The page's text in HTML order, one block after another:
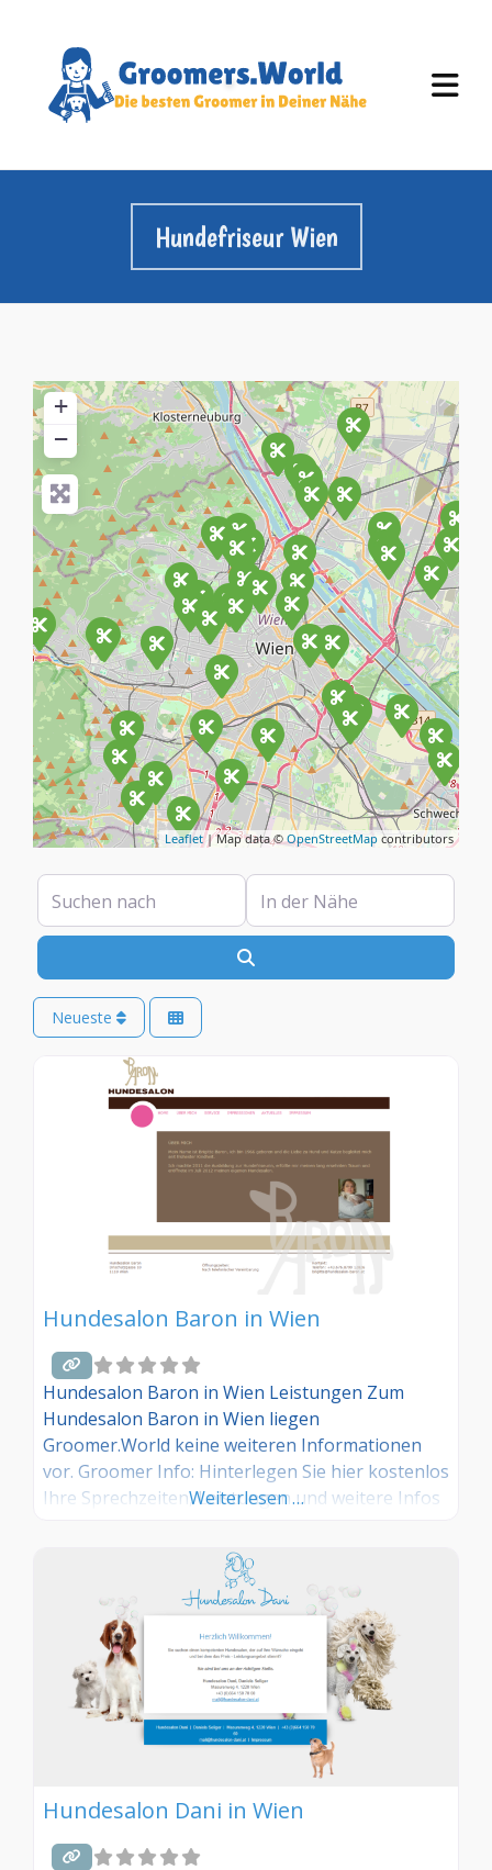
Hundefriseur Wien
+
−
Leaflet| Map data ©OpenStreetMap contributors
Suchen nach In der Nähe
Neueste
Hundesalon Baron in Wien
Hundesalon Baron in Wien Leistungen Zum
Hundesalon Baron in Wien liegen
Groomer.World keine weiteren Informationen
vor. Groomer Info: Hinterlegen Sie hier kostenlos
Ihre Sprechzeiten, Leistungen und weitere Infos
Hundesalons? Dann teilen Sie Ihre Erfahrungen
über die Kommentarfunktion unten mit anderen
Hundebesitzer/innen!
Weiterlesen …
Hundesalon Dani in Wien